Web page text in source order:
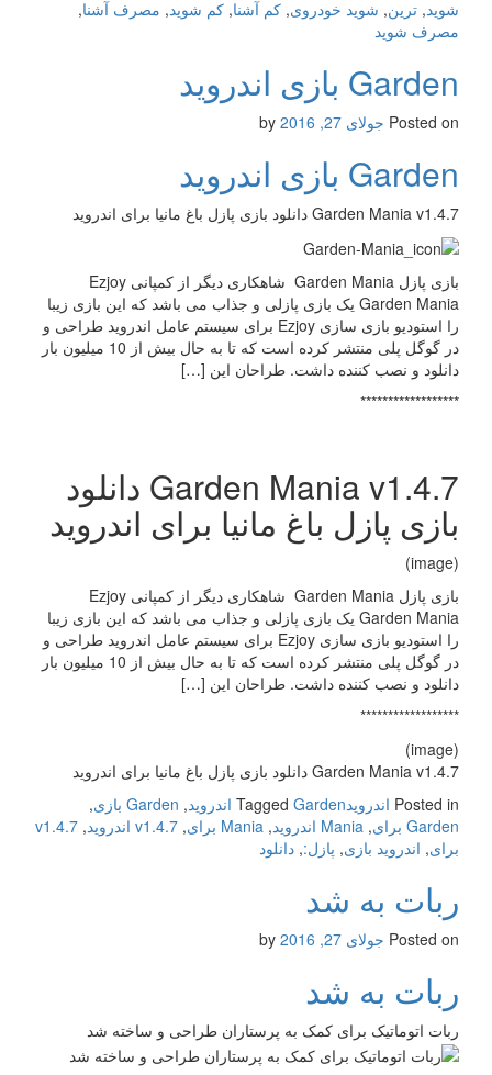
شوید, ترین, شوید خودروی, کم آشنا, کم شوید, مصرف آشنا,
مصرف شوید
Garden بازی اندروید
Posted on جولای 27, 2016
Garden بازی اندروید
Garden Mania v1.4.7 دانلود بازی پازل باغ مانیا برای اندروید
بازی پازل Garden Mania شاهکاری دیگر از کمپانی Ezjoy
Garden Mania یک بازی پازلی و جذاب می باشد که این بازی زیبا
را استودیو بازی سازی Ezjoy برای سیستم عامل اندروید طراحی و
در گوگل پلی منتشر کرده است که تا به حال بیش از 10 میلیون بار
دانلود و نصب کننده داشت. طراحان این […]
******************
Garden Mania v1.4.7 دانلود
بازی پازل باغ مانیا برای اندروید
(image)
بازی پازل Garden Mania شاهکاری دیگر از کمپانی Ezjoy
Garden Mania یک بازی پازلی و جذاب می باشد که این بازی زیبا
را استودیو بازی سازی Ezjoy برای سیستم عامل اندروید طراحی و
در گوگل پلی منتشر کرده است که تا به حال بیش از 10 میلیون بار
دانلود و نصب کننده داشت. طراحان این […]
******************
(image)
Garden Mania v1.4.7 دانلود بازی پازل باغ مانیا برای اندروید
Posted in اندروید Tagged Garden اندروید , Garden بازی
,
Garden برای
, Mania اندروید , Mania برای , v1.4.7 اندروید ,
v1.4.7
برای, اندروید بازی, پازل:, دانلود
ربات به شد
Posted on جولای 27, 2016
ربات به شد
ربات اتوماتیک برای کمک به پرستاران طراحی و ساخته شد